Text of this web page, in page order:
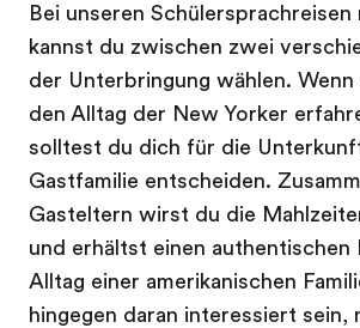
Bei unseren Schülersprachreisen
kannst du zwischen zwei
der Unterbringung wählen.
den Alltag der New Yorker
solltest du dich für die
Gastfamilie entscheiden.
Gasteltern wirst du die
und erhältst einen authentischen
Alltag einer amerikanischen
hingegen daran interessiert sein,